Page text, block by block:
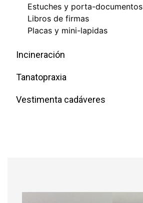
Estuches y porta-documentos
Libros de firmas
Placas y mini-lapidas
Incineración
Tanatopraxia
Vestimenta cadáveres